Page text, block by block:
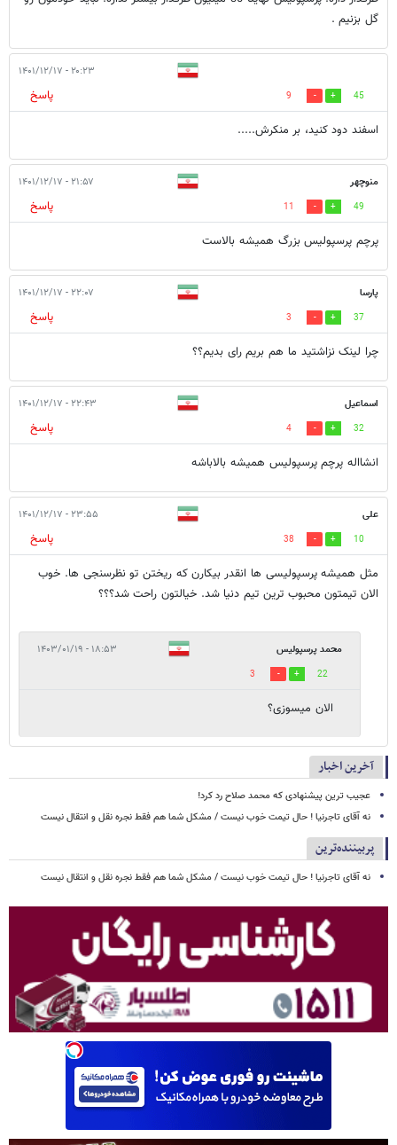
گل بزنیم .
۲۰:۲۳ - ۱۴۰۱/۱۲/۱۷
45
9
پاسخ
اسفند دود کنید، بر منکرش..‌...
منوچهر ۲۱:۵۷ - ۱۴۰۱/۱۲/۱۷
49
11
پاسخ
پرچم پرسپولیس بزرگ همیشه بالاست
پارسا ۲۲:۰۷ - ۱۴۰۱/۱۲/۱۷
37
3
پاسخ
چرا لینک نزاشتید ما هم بریم رای بدیم؟؟
اسماعیل ۲۲:۴۳ - ۱۴۰۱/۱۲/۱۷
32
4
پاسخ
انشااله پرچم پرسپولیس همیشه بالاباشه
علی ۲۳:۵۵ - ۱۴۰۱/۱۲/۱۷
10
38
پاسخ
مثل همیشه پرسپولیسی ها انقدر بیکارن که ریختن تو نظرسنجی ها. خوب
الان تیمتون محبوب ترین تیم دنیا شد. خیالتون راحت شد؟؟؟
محمد پرسپولیس ۱۸:۵۳ - ۱۴۰۳/۰۱/۱۹
22
3
الان میسوزی؟
آخرین اخبار
عجیب ترین پیشنهادی که محمد صلاح رد کرد!
نه آقای تاجرنیا ! حال تیمت خوب نیست / مشکل شما هم فقط نجره نقل و انتقال نیست
پربیننده‌ترین
نه آقای تاجرنیا ! حال تیمت خوب نیست / مشکل شما هم فقط نجره نقل و انتقال نیست